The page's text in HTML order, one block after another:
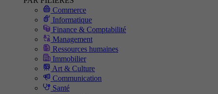
Commerce
Informatique
Finance & Comptabilité
Management
Ressources humaines
Immobilier
Art & Culture
Communication
Santé